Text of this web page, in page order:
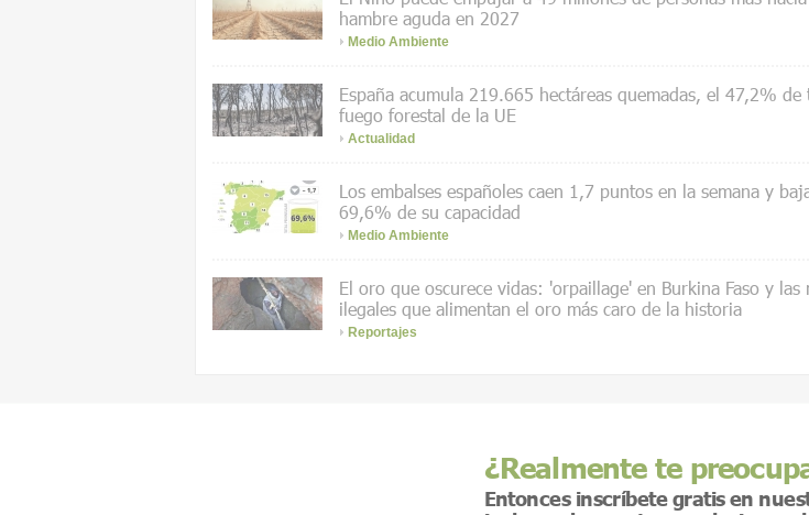
hambre aguda en 2027
Medio Ambiente
España acumula 219.665 hectáreas quemadas, el 47,2% de
fuego forestal de la UE
Actualidad
Los embalses españoles caen 1,7 puntos en la semana y
69,6% de su capacidad
Medio Ambiente
El oro que oscurece vidas: 'orpaillage' en Burkina Faso y las
ilegales que alimentan el oro más caro de la historia
Reportajes
¿Realmente te
Entonces inscríbete gratis en